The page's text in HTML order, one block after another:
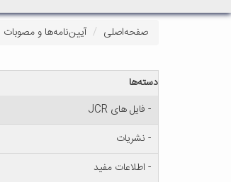
صفحه‌اصلی آیین‌نامه‌ها و مصوبات
دسته‌ها
- فایل های JCR
- نشریات
- اطلاعات مفید